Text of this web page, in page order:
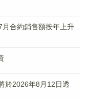
合約銷售額按年上升
於2026年8月12日透